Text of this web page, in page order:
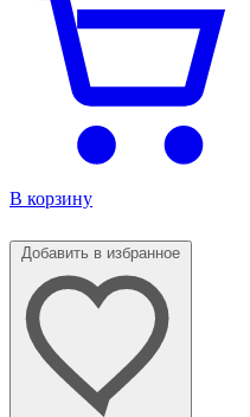
В корзину
Добавить в избранное